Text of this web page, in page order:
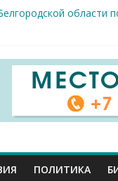
области
особо тяжких
старооскольский
ПОЛИТИКА